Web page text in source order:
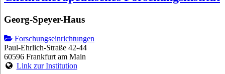
Georg-Speyer-Haus
Forschungseinrichtungen
Paul-Ehrlich-Straße 42-44
60596 Frankfurt am Main
Link zur Institution